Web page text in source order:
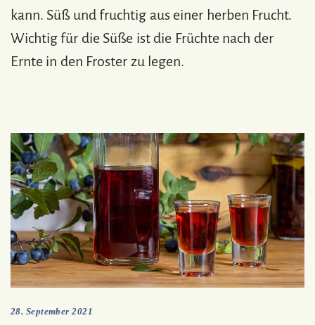
kann. Süß und fruchtig aus einer herben Frucht.
Wichtig für die Süße ist die Früchte nach der
Ernte in den Froster zu legen.
28. September 2021